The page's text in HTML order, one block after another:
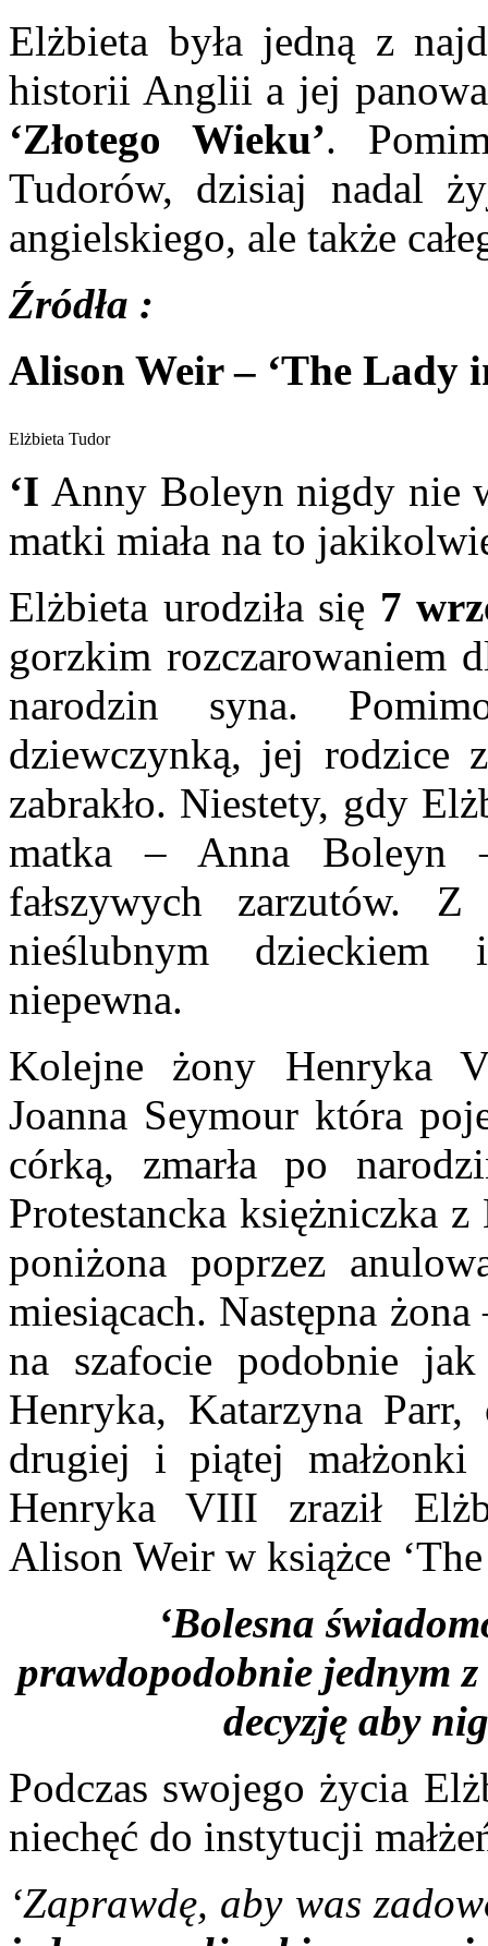
Elżbieta była jedną z
historii Anglii a jej
‘Złotego Wieku’.
Tudorów, dzisiaj nadal
angielskiego, ale także
Źródła :
Alison Weir – ‘The Lady
Elżbieta Tudor
‘I Anny Boleyn nigdy nie
matki miała na to
Elżbieta urodziła się 7
gorzkim rozczarowaniem
narodzin syna.
dziewczynką, jej rodzice
zabrakło. Niestety, gdy
matka – Anna Boleyn
fałszywych zarzutów.
nieślubnym dzieckiem
niepewna.
Kolejne żony Henryka
Joanna Seymour która
córką, zmarła po
Protestancka księżniczka
poniżona poprzez
miesiącach. Następna
na szafocie podobnie
Henryka, Katarzyna
drugiej i piątej
Henryka VIII zraził
Alison Weir w książce
‘Bolesna
prawdopodobnie jednym
decyzję aby
Podczas swojego życia
niechęć do instytucji
‘Zaprawdę, aby was